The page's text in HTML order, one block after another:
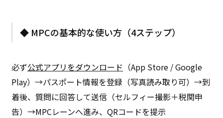
◆ MPCの基本的な使い方（4ステップ）
必ず公式アプリをダウンロード （App Store / Google
Play）→パスポート情報を登録（写真読み取り可）→到
着後、質問に回答して送信（セルフィー撮影＋税関申
告）→MPCレーンへ進み、QRコードを提示